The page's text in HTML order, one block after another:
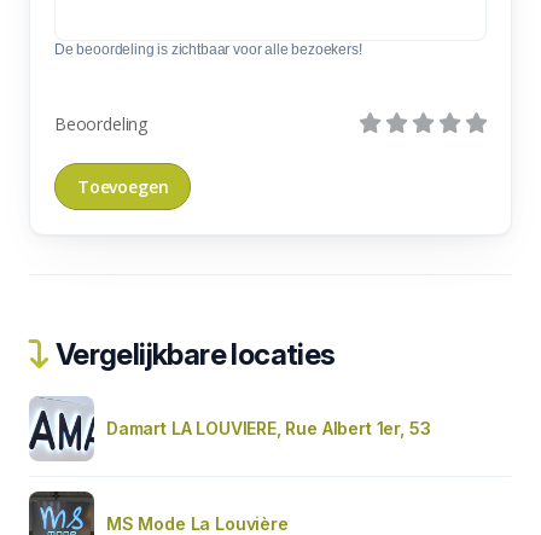
De beoordeling is zichtbaar voor alle bezoekers!
Beoordeling
Vergelijkbare locaties
Damart LA LOUVIERE, Rue Albert 1er, 53
MS Mode La Louvière